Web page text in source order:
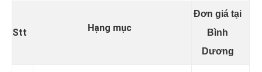
Stt Hạng mục
Đơn giá tại
Bình
Dương